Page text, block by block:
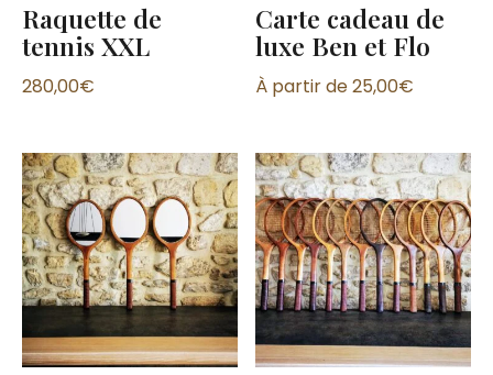
Raquette de
tennis XXL
280,00€
Carte cadeau de
luxe Ben et Flo
À partir de25,00€